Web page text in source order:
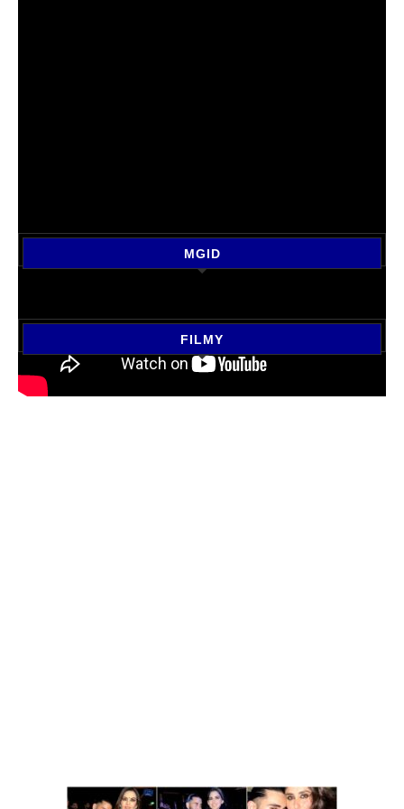
MGID
FILMY